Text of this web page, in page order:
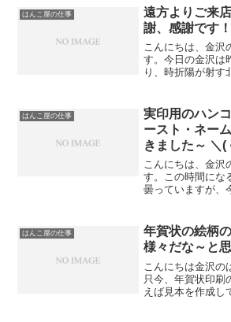
はんこ屋の仕事
遠方よりご来
謝、感謝です！
こんにちは、金沢
す。今日の金沢は
り、時折陽が射す
をご覧頂いた方が
した。 金沢市内
はんこ屋の仕事
実印用のハン
ースト・ネー
きました～ ＼
こんにちは、金沢
す。この時間にな
曇っていますが、
らご家族でご来店
ーをコーティング
はんこ屋の仕事
年賀状の絵柄
様々だな～と思
こんにちは金沢の
只今、年賀状印刷
えば見本を作成し